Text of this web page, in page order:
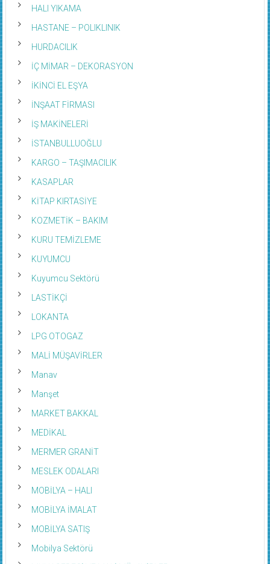
HALI YIKAMA
HASTANE – POLIKLINIK
HURDACILIK
İÇ MİMAR – DEKORASYON
İKİNCİ EL EŞYA
İNŞAAT FİRMASI
İŞ MAKİNELERİ
İSTANBULLUOĞLU
KARGO – TAŞIMACILIK
KASAPLAR
KİTAP KIRTASİYE
KOZMETİK – BAKIM
KURU TEMİZLEME
KUYUMCU
Kuyumcu Sektörü
LASTİKÇİ
LOKANTA
LPG OTOGAZ
MALİ MÜŞAVİRLER
Manav
Manşet
MARKET BAKKAL
MEDİKAL
MERMER GRANİT
MESLEK ODALARI
MOBİLYA – HALI
MOBİLYA İMALAT
MOBİLYA SATIŞ
Mobilya Sektörü